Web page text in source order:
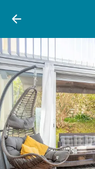
Photos